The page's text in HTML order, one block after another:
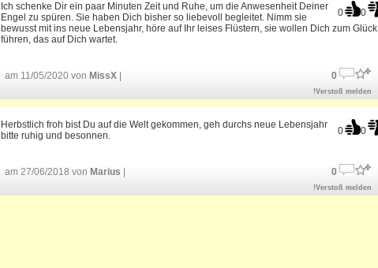
0 0
Ich schenke Dir ein paar Minuten Zeit und Ruhe, um die Anwesenheit Deiner
Engel zu spüren. Sie haben Dich bisher so liebevoll begleitet. Nimm sie
bewusst mit ins neue Lebensjahr, höre auf Ihr leises Flüstern, sie wollen Dich zum Glück
führen, das auf Dich wartet.
am 11/05/2020 von MissX 0
!Verstoß melden
0 0
Herbstlich froh bist Du auf die Welt gekommen, geh durchs neue Lebensjahr
bitte ruhig und besonnen.
am 27/06/2018 von Marius 0
!Verstoß melden